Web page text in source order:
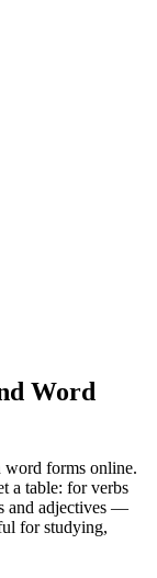
Word
forms online.
a table: for verbs
and adjectives —
for studying,